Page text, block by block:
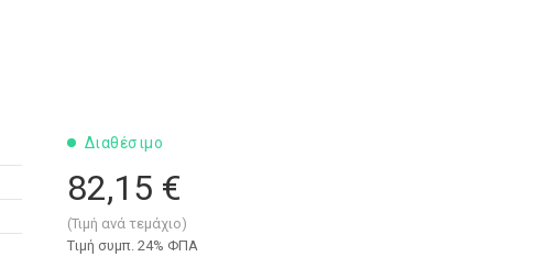
Διαθέσιμο
82,15 €
(Τιμή ανά τεμάχιο)
Tιμή συμπ. 24% ΦΠΑ